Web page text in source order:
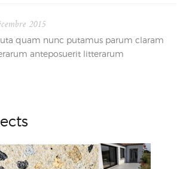
2015
quam nunc putamus parum claram
anteposuerit litterarum